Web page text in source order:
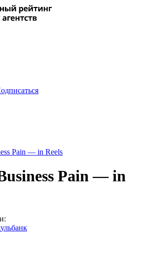
Pain — in Reels
Pain — in